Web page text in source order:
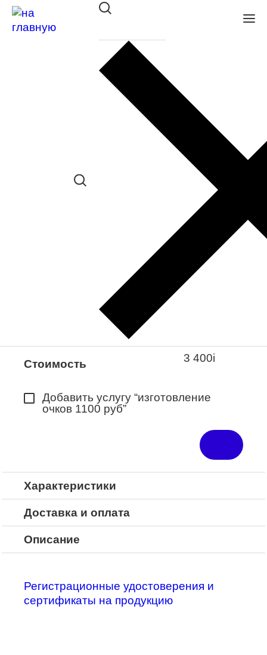
Оправа SWING TR 315 RB05
в наличии (Больше 5 шт.) *наличие
товара в конкретном салоне
необходимо уточнять отдельно
Закажите понравившуюся модель
в ближайший салон “Оптик-Экспресс”.
*Доступно для Республики
Стоимость 3 400i
Добавить услугу “изготовление
очков 1100 руб”
Сравнить товар
Характеристики
Доставка и оплата
Описание
Регистрационные удостоверения и
сертификаты на продукцию